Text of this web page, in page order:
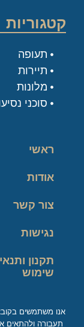
קטגוריות
תעופה
תיירות
מלונות
סוכני
ראשי
אודות
צור קשר
נגישות
תקנון ותנאי
שימוש
תעבורה ולהתאים